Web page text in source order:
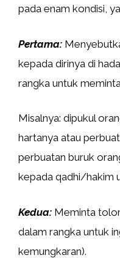
pada enam kondisi,
Pertama:
kepada dirinya di
rangka untuk
Misalnya: dipukul
hartanya atau
perbuatan buruk
kepada qadhi/hakim
Kedua: Meminta
dalam rangka untuk
kemungkaran).